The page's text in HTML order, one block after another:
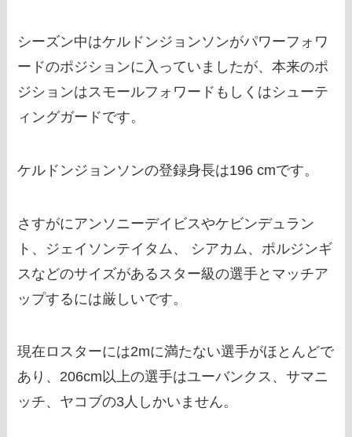
シーズン中はケルドンジョンソンがパワーフォワ
ードのポジションに入っていましたが、本来のポ
ジションはスモールフォワードもしくはシューテ
ィングガードです。
ケルドンジョンソンの登録身長は196 cmです。
さすがにアンソニーデイビスやケビンデュラン
ト、ジェイソンテイタム、 シアカム、ポルジンギ
スなどのサイズがあるスター級の選手とマッチア
ップするには厳しいです。
現在ロスターには2mに満たない選手がほとんどで
あり、206cm以上の選手はユーバンクス、サマニ
ッチ、ヤコブの3人しかいません。